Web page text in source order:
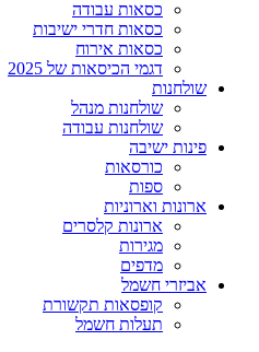
כסאות עבודה
כסאות חדרי ישיבות
כסאות אירוח
דגמי הכיסאות של 2025
שולחנות
שולחנות מנהל
שולחנות עבודה
פינות ישיבה
כורסאות
ספות
ארונות וארוניות
ארונות קלסרים
מגירות
מדפים
אביזרי חשמל
קופסאות תקשורת
תעלות חשמל